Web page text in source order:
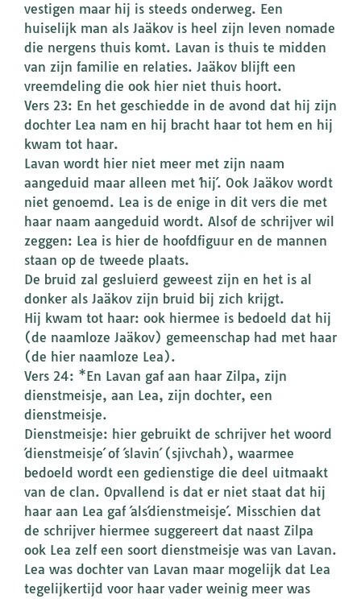
vestigen maar hij is steeds onderweg. Een
huiselijk man als Jaäkov is heel zijn leven nomade
die nergens thuis komt. Lavan is thuis te midden
van zijn familie en relaties. Jaäkov blijft een
vreemdeling die ook hier niet thuis hoort.
Vers 23: En het geschiedde in de avond dat hij zijn
dochter Lea nam en hij bracht haar tot hem en hij
kwam tot haar.
Lavan wordt hier niet meer met zijn naam
aangeduid maar alleen met ´hij´. Ook Jaäkov wordt
niet genoemd. Lea is de enige in dit vers die met
haar naam aangeduid wordt. Alsof de schrijver wil
zeggen: Lea is hier de hoofdfiguur en de mannen
staan op de tweede plaats.
De bruid zal gesluierd geweest zijn en het is al
donker als Jaäkov zijn bruid bij zich krijgt.
Hij kwam tot haar: ook hiermee is bedoeld dat hij
(de naamloze Jaäkov) gemeenschap had met haar
(de hier naamloze Lea).
Vers 24: *En Lavan gaf aan haar Zilpa, zijn
dienstmeisje, aan Lea, zijn dochter, een
dienstmeisje.
Dienstmeisje: hier gebruikt de schrijver het woord
´dienstmeisje´ of ´slavin´ (sjivchah), waarmee
bedoeld wordt een gedienstige die deel uitmaakt
van de clan. Opvallend is dat er niet staat dat hij
haar aan Lea gaf ´als´dienstmeisje´. Misschien dat
de schrijver hiermee suggereert dat naast Zilpa
ook Lea zelf een soort dienstmeisje was van Lavan.
Lea was dochter van Lavan maar mogelijk dat Lea
tegelijkertijd voor haar vader weinig meer was